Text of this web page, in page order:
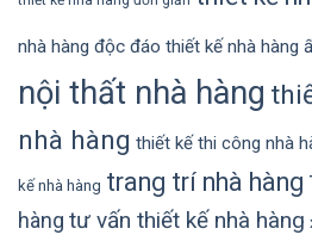
nhà hàng độc đáo thiết kế nhà hàng
nội thất nhà hàng
nhà hàng thiết kế thi công nhà
kế nhà hàng trang trí nhà hàng
hàng tư vấn thiết kế nhà hàng